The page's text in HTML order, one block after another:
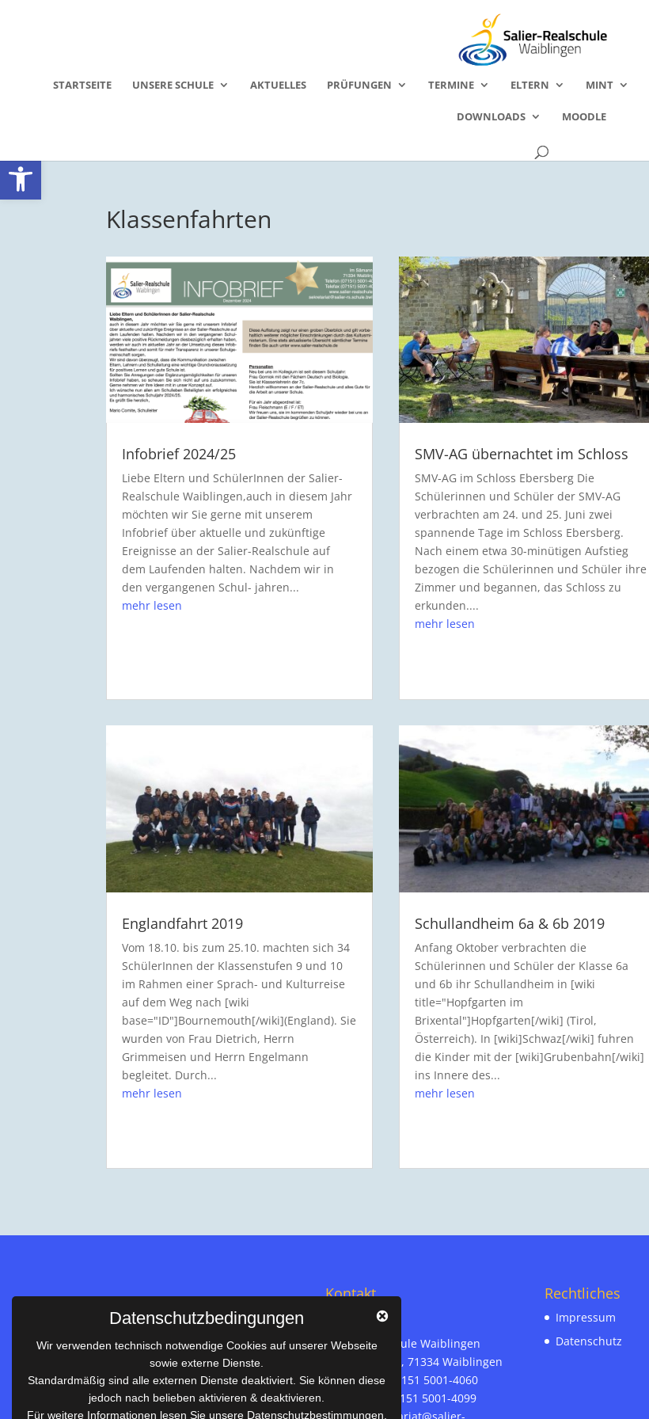
Werkzeugleiste öffnen
STARTSEITE UNSERE SCHULE AKTUELLES PRÜFUNGEN TERMINE ELTERN MINT
DOWNLOADS MOODLE
Klassenfahrten
Infobrief 2024/25
Liebe Eltern und SchülerInnen der Salier-
Realschule Waiblingen,auch in diesem Jahr
möchten wir Sie gerne mit unserem
Infobrief über aktuelle und zukünftige
Ereignisse an der Salier-Realschule auf
dem Laufenden halten. Nachdem wir in
den vergangenen Schul- jahren...
mehr lesen
Englandfahrt 2019
Vom 18.10. bis zum 25.10. machten sich 34
SchülerInnen der Klassenstufen 9 und 10
im Rahmen einer Sprach- und Kulturreise
auf dem Weg nach [wiki
base="ID"]Bournemouth[/wiki](England). Sie
wurden von Frau Dietrich, Herrn
Grimmeisen und Herrn Engelmann
begleitet. Durch...
mehr lesen
SMV-AG übernachtet im Schloss
SMV-AG im Schloss Ebersberg Die
Schülerinnen und Schüler der SMV-AG
verbrachten am 24. und 25. Juni zwei
spannende Tage im Schloss Ebersberg.
Nach einem etwa 30-minütigen Aufstieg
bezogen die Schülerinnen und Schüler ihre
Zimmer und begannen, das Schloss zu
erkunden....
mehr lesen
Schullandheim 6a & 6b 2019
Anfang Oktober verbrachten die
Schülerinnen und Schüler der Klasse 6a
und 6b ihr Schullandheim in [wiki
title="Hopfgarten im
Brixental"]Hopfgarten[/wiki] (Tirol,
Österreich). In [wiki]Schwaz[/wiki] fuhren
die Kinder mit der [wiki]Grubenbahn[/wiki]
ins Innere des...
mehr lesen
Salier-Realschule Waiblingen
Kontakt
Salier-Realschule Waiblingen
Im Sämann 30, 71334 Waiblingen
Telefon-Nr. 07151 5001-4060
Telefax-Nr. 07151 5001-4099
E-Mail:sekretariat@salier-
Rechtliches
Impressum
Datenschutz
Datenschutzbedingungen
Wir verwenden technisch notwendige Cookies auf unserer Webseite
sowie externe Dienste.
Standardmäßig sind alle externen Dienste deaktiviert. Sie können diese
jedoch nach belieben aktivieren & deaktivieren.
Für weitere Informationen lesen Sie unsere Datenschutzbestimmungen.